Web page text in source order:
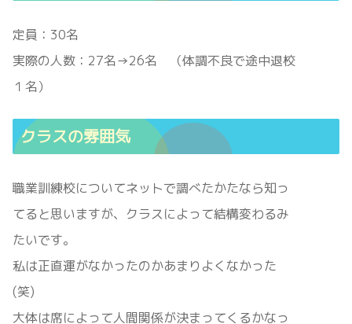
定員：30名
実際の人数：27名→26名 （体調不良で途中退校
１名）
クラスの雰囲気
職業訓練校についてネットで調べたかたなら知っ
てると思いますが、クラスによって結構変わるみ
たいです。
私は正直運がなかったのかあまりよくなかった
(笑)
大体は席によって人間関係が決まってくるかなっ